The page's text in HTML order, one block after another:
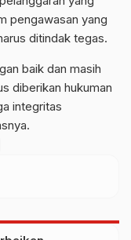
pengawasan yang
ditindak tegas.
baik dan masih
diberikan hukuman
integritas